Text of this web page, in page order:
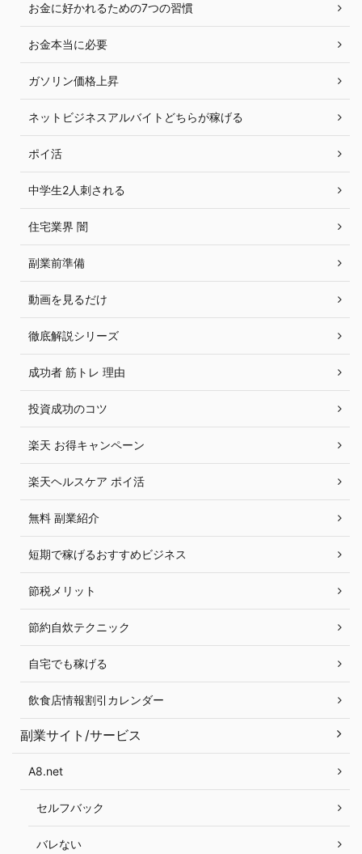
お金に好かれるための7つの習慣
お金本当に必要
ガソリン価格上昇
ネットビジネスアルバイトどちらが稼げる
ポイ活
中学生2人刺される
住宅業界 闇
副業前準備
動画を見るだけ
徹底解説シリーズ
成功者 筋トレ 理由
投資成功のコツ
楽天 お得キャンペーン
楽天ヘルスケア ポイ活
無料 副業紹介
短期で稼げるおすすめビジネス
節税メリット
節約自炊テクニック
自宅でも稼げる
飲食店情報割引カレンダー
副業サイト/サービス
A8.net
セルフバック
バレない